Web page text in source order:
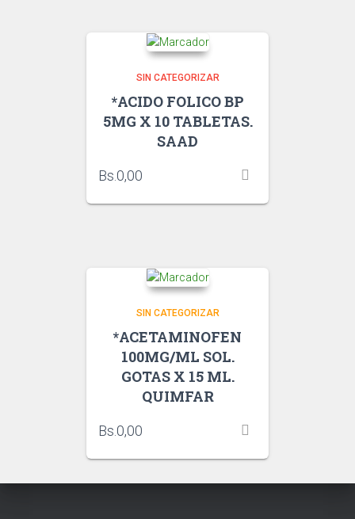
SIN CATEGORIZAR
*ACIDO FOLICO BP
5MG X 10 TABLETAS.
SAAD
Bs. 0,00
SIN CATEGORIZAR
*ACETAMINOFEN
100MG/ML SOL.
GOTAS X 15 ML.
QUIMFAR
Bs. 0,00